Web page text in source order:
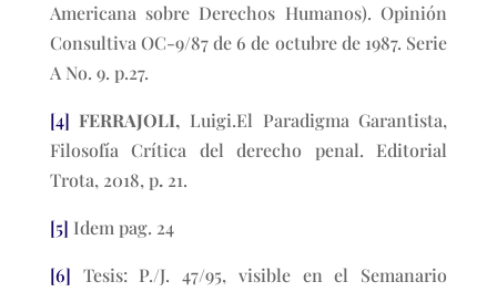
Americana sobre Derechos Humanos). Opinión
Consultiva OC-9/87 de 6 de octubre de 1987. Serie
A No. 9. p.27.
[4] FERRAJOLI, Luigi.El Paradigma Garantista,
Filosofía Crítica del derecho penal. Editorial
Trota, 2018, p. 21.
[5] Idem pag. 24
[6] Tesis: P./J. 47/95, visible en el Semanario